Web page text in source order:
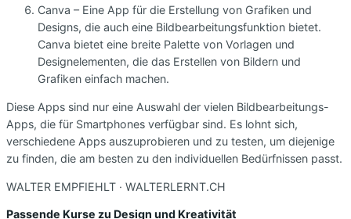
Canva – Eine App für die Erstellung von Grafiken und
Designs, die auch eine Bildbearbeitungsfunktion bietet.
Canva bietet eine breite Palette von Vorlagen und
Designelementen, die das Erstellen von Bildern und
Grafiken einfach machen.
Diese Apps sind nur eine Auswahl der vielen Bildbearbeitungs-
Apps, die für Smartphones verfügbar sind. Es lohnt sich,
verschiedene Apps auszuprobieren und zu testen, um diejenige
zu finden, die am besten zu den individuellen Bedürfnissen passt.
WALTER EMPFIEHLT · WALTERLERNT.CH
Passende Kurse zu Design und Kreativität